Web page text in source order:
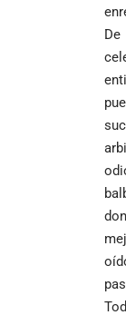
nombra al
Diego Luis
Urrea como
obispo de
Más de 700
estudiantes
y mestizos
campesinos
inician
MOTORES, LA
Pantalla &
Acoso
medios:
presidencial